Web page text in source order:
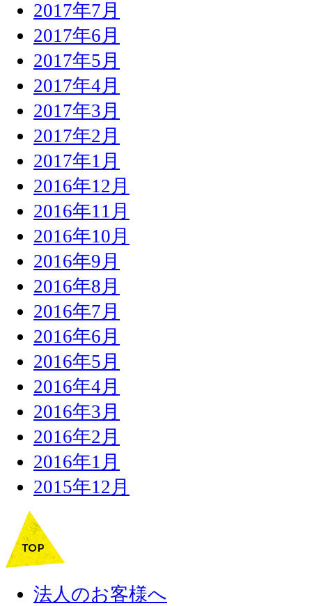
2017年7月
2017年6月
2017年5月
2017年4月
2017年3月
2017年2月
2017年1月
2016年12月
2016年11月
2016年10月
2016年9月
2016年8月
2016年7月
2016年6月
2016年5月
2016年4月
2016年3月
2016年2月
2016年1月
2015年12月
法人のお客様へ